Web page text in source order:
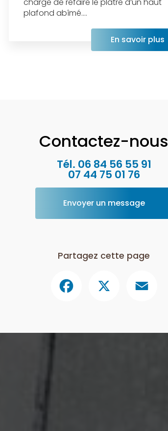
plafond abîmé....
En savoir plus
Contactez-nous
Tél. 06 84 56 55 91
07 44 75 01 76
Envoyer un message
Partagez cette page